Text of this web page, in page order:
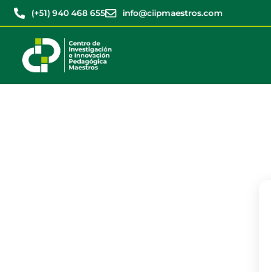
(+51) 940 468 655 info@ciipmaestros.com